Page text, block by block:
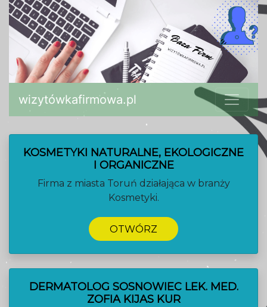
wizytówkafirmowa.pl
KOSMETYKI NATURALNE, EKOLOGICZNE
I ORGANICZNE
Firma z miasta Toruń działająca w branży
Kosmetyki.
OTWÓRZ
DERMATOLOG SOSNOWIEC LEK. MED.
ZOFIA KIJAS KUR